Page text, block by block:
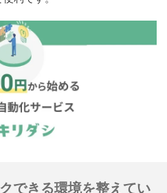
できる環境を整えてい